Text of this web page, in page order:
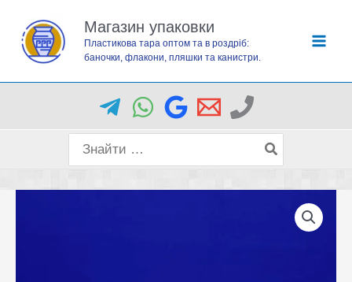
вмісту
Магазин упаковки
Пластикова тара оптом та в роздріб:
баночки, флакони, пляшки та канистри.
Пошук
для: